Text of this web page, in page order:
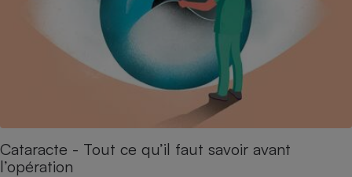
Cataracte - Tout ce qu’il faut savoir avant
l’opération